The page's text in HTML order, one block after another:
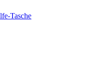
Tasche